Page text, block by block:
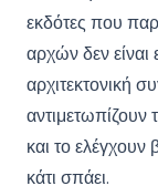
εκδότες που
αρχών δεν είναι
αρχιτεκτονική
και το ελέγχουν
κάτι σπάει.